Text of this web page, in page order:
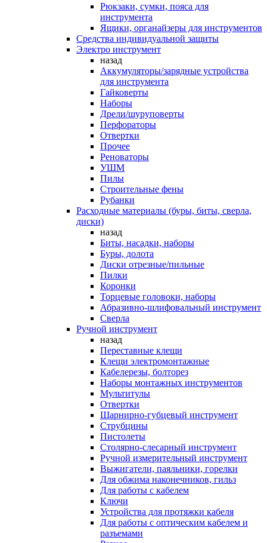
Рюкзаки, сумки, пояса для
инструмента
Ящики, органайзеры для инструментов
Средства индивидуальной защиты
Электро инструмент
назад
Аккумуляторы/зарядные устройства
для инструмента
Гайковерты
Наборы
Дрели/шуруповерты
Перфораторы
Отвертки
Прочее
Реноваторы
УШМ
Пилы
Строительные фены
Рубанки
Расходные материалы (буры, биты, сверла,
диски)
назад
Биты, насадки, наборы
Буры, долота
Диски отрезные/пильные
Пилки
Коронки
Торцевые головоки, наборы
Абразивно-шлифовальный инструмент
Сверла
Ручной инструмент
назад
Переставные клещи
Клещи электромонтажные
Кабелерезы, болторез
Наборы монтажных инструментов
Мультитулы
Отвертки
Шарнирно-губцевый инструмент
Струбцины
Пистолеты
Столярно-слесарный инструмент
Ручной измерительный инструмент
Выжигатели, паяльники, горелки
Для обжима наконечников, гильз
Для работы с кабелем
Ключи
Устройства для протяжки кабеля
Для работы с оптическим кабелем и
разъемами